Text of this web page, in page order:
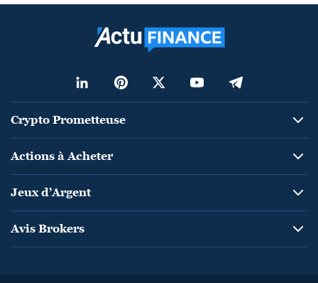
Crypto Prometteuse
Actions à Acheter
Jeux d’Argent
Avis Brokers